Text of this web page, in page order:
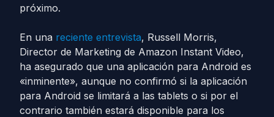
próximo.
En una reciente entrevista, Russell Morris,
Director de Marketing de Amazon Instant Video,
ha asegurado que una aplicación para Android es
«inminente», aunque no confirmó si la aplicación
para Android se limitará a las tablets o si por el
contrario también estará disponible para los